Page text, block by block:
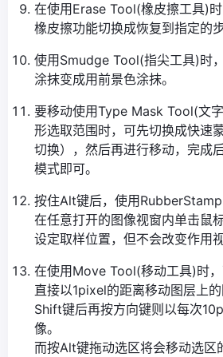
在使用Erase Tool(橡皮擦工具)
橡皮擦功能切换成恢复到指定的
使用Smudge Tool(指尖工具)时
涂抹变成用前景色涂抹。
要移动使用Type Mask Tool(文
形选取范围时，可先切换成快速
切换），然后再进行移动，完成
模式即可。
按住Alt键后，使用
在任意打开的图像视窗内单击鼠
设定取样位置，但不会改变作用视
在使用Move Tool(移动工具)时
直接以1pixel的距离移动图层上
Shift键后再按方向键则以每次
像。
而按Alt键拖动选区将会移动选区